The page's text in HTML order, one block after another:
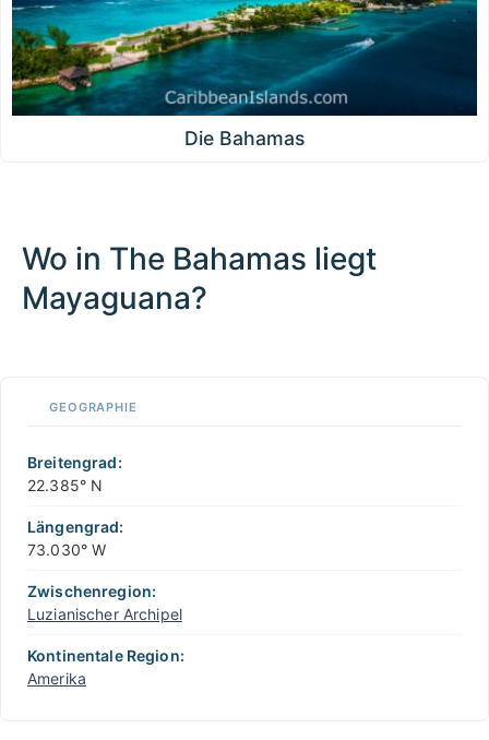
Die Bahamas
Wo in The Bahamas liegt
Mayaguana?100 km / 62.1 mi
−
GEOGRAPHIE
Breitengrad:
22.385° N
Längengrad:
73.030° W
Zwischenregion:
Luzianischer Archipel
Kontinentale Region:
Amerika